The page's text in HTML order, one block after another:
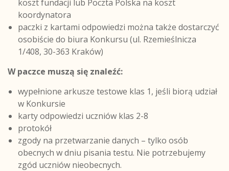
koszt fundacji lub Poczta Polska na koszt
koordynatora
paczki z kartami odpowiedzi można także dostarczyć
osobiście do biura Konkursu (ul. Rzemieślnicza
1/408, 30-363 Kraków)
W paczce muszą się znaleźć:
wypełnione arkusze testowe klas 1, jeśli biorą udział
w Konkursie
karty odpowiedzi uczniów klas 2-8
protokół
zgody na przetwarzanie danych – tylko osób
obecnych w dniu pisania testu. Nie potrzebujemy
zgód uczniów nieobecnych.